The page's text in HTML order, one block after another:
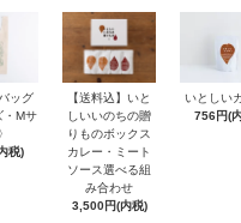
ッグ
・Mサ
税)
【送料込】いと
しいいのちの贈
りものボックス
カレー・ミート
ソース選べる組
み合わせ
3,500円(内税)
いとしい
756円(